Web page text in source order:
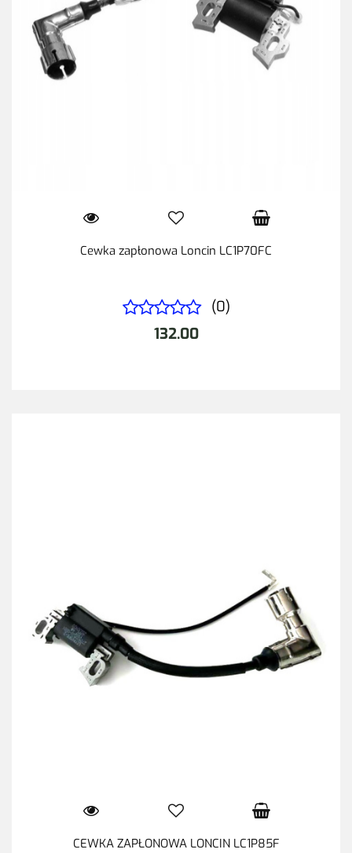
Cewka zapłonowa Loncin LC1P70FC
(0)
132.00
CEWKA ZAPŁONOWA LONCIN LC1P85F